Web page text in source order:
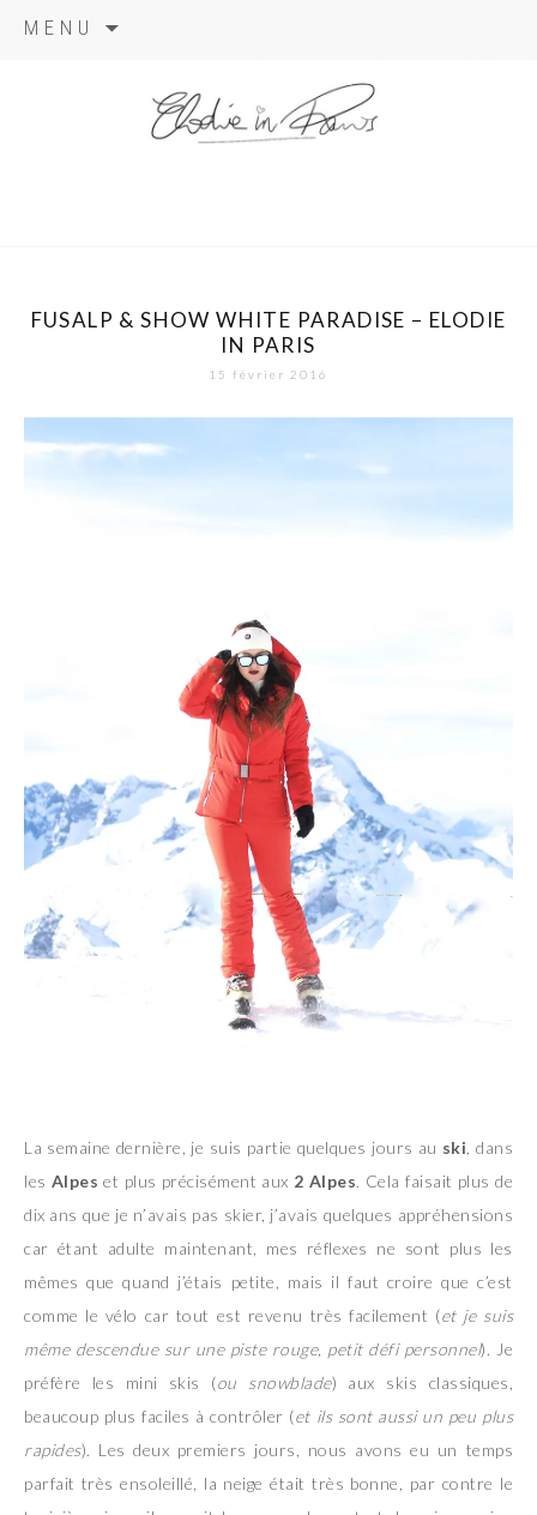
MENU
FUSALP & SHOW WHITE PARADISE – ELODIE
IN PARIS
15 février 2016
La semaine dernière, je suis partie quelques jours au ski , dans
les Alpes et plus précisément aux 2 Alpes. Cela faisait plus de
dix ans que je n’avais pas skier, j’avais quelques appréhensions
car étant adulte maintenant, mes réflexes ne sont plus les
mêmes que quand j’étais petite, mais il faut croire que c’est
comme le vélo car tout est revenu très facilement (et je suis
même descendue sur une piste rouge, petit défi personnel). Je
préfère les mini skis (ou snowblade) aux skis classiques,
beaucoup plus faciles à contrôler (et ils sont aussi un peu plus
rapides). Les deux premiers jours, nous avons eu un temps
parfait très ensoleillé, la neige était très bonne, par contre le